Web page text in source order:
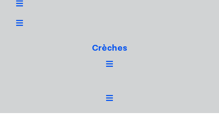
Crèches